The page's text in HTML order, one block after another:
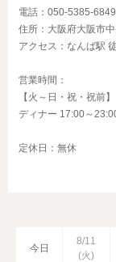
電話：050-5385-6849
住所：大阪府大阪市
アクセス：なんば駅
営業時間：
【火～日・祝・祝前
ディナー 17:00～
定休日：無休
今日
8/11
(火)